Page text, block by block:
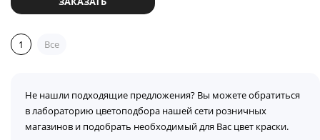
1 Все
Не нашли подходящие предложения? Вы можете обратиться
в лабораторию цветоподбора нашей сети розничных
магазинов и подобрать необходимый для Вас цвет краски.